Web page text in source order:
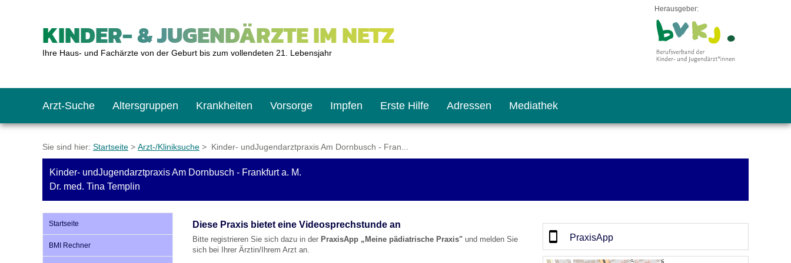
KINDER- & JUGENDÄRZTE IM NETZ
Ihre Haus- und Fachärzte von der Geburt bis zum vollendeten 21. Lebensjahr
Herausgeber:
Arzt-Suche Altersgruppen
Das erste Jahr
Schulkinder
Krankheiten Vorsorge
Baby: U1 bis U6
Schulkind: U10 bis U11
Impfen
Impfkalender
Was muss man beachten?
Erste Hilfe
Notrufnummern
Hausapotheke
Adressen
Notdienste
Gesundheitsämter
Mediathek
BMI-Rechner
Blutdruckrechner
Sie sind hier: Startseite > Arzt-/Kliniksuche > Kinder- undJugendarztpraxis Am Dornbusch - Fran...
Kinder- undJugendarztpraxis Am Dornbusch - Frankfurt a. M.
Dr. med. Tina Templin
Startseite
BMI Rechner
Diese Praxis bietet eine Videosprechstunde an
Bitte registrieren Sie sich dazu in der PraxisApp „Meine pädiatrische Praxis" und melden Sie
sich bei Ihrer Ärztin/Ihrem Arzt an.
PraxisApp